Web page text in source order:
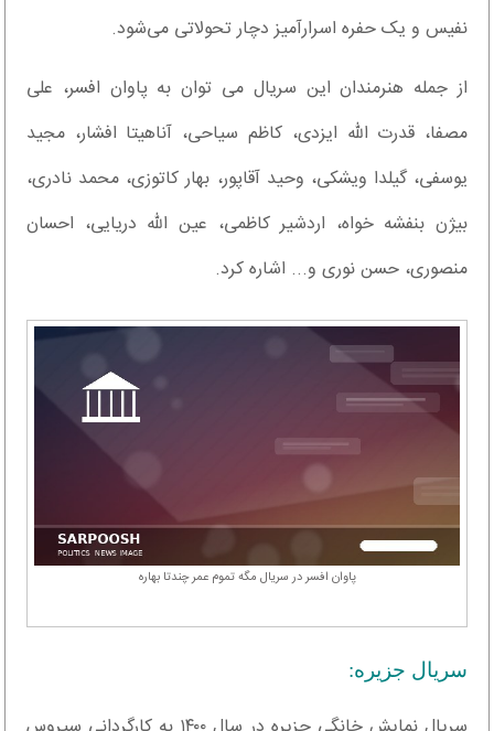
نفیس و یک حفره اسرارآمیز دچار تحولاتی می‌شود.
از جمله هنرمندان این سریال می توان به پاوان افسر، علی
مصفا، قدرت الله ایزدی، کاظم سیاحی، آناهیتا افشار، مجید
یوسفی، گیلدا ویشکی، وحید آقاپور، بهار کاتوزی، محمد نادری،
بیژن بنفشه خواه، اردشیر کاظمی، عین الله دریایی، احسان
منصوری، حسن نوری و... اشاره کرد.
پاوان افسر در سریال مگه تموم عمر چندتا بهاره
سریال جزیره: